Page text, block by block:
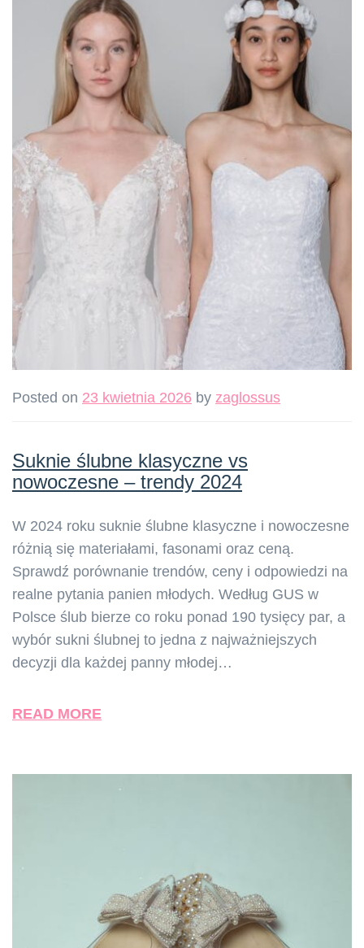
Posted on 23 kwietnia 2026 by zaglossus
Suknie ślubne klasyczne vs
nowoczesne – trendy 2024
W 2024 roku suknie ślubne klasyczne i nowoczesne
różnią się materiałami, fasonami oraz ceną.
Sprawdź porównanie trendów, ceny i odpowiedzi na
realne pytania panien młodych. Według GUS w
Polsce ślub bierze co roku ponad 190 tysięcy par, a
wybór sukni ślubnej to jedna z najważniejszych
decyzji dla każdej panny młodej…
READ MORE